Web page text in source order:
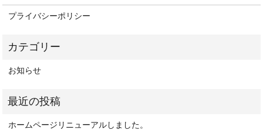
プライバシーポリシー
お知らせ
ホームページリニューアルしました。